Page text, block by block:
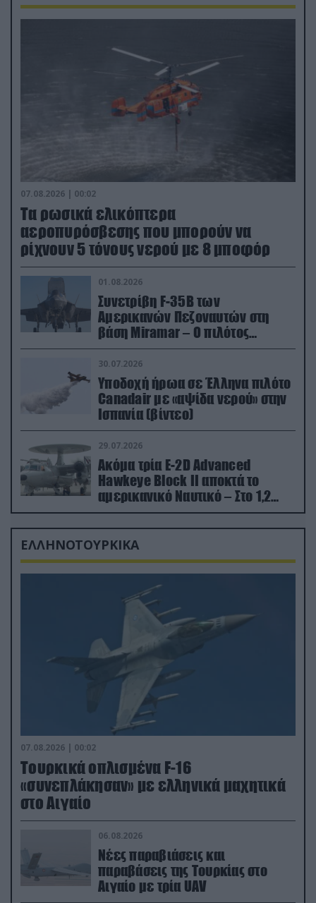
07.08.2026 | 00:02
Τα ρωσικά ελικόπτερα
αεροπυρόσβεσης που μπορούν να
ρίχνουν 5 τόνους νερού με 8 μποφόρ
01.08.2026
Συνετρίβη F-35B των
Αμερικανών Πεζοναυτών στη
βάση Miramar – Ο πιλότος
εκτινάχθηκε εγκαίρως
30.07.2026
Υποδοχή ήρωα σε Έλληνα πιλότο
Canadair με «αψίδα νερού» στην
Ισπανία (βίντεο)
29.07.2026
Ακόμα τρία E-2D Advanced
Hawkeye Block II αποκτά το
αμερικανικό Ναυτικό – Στο 1,2
δισ.δολάρια το κόστος
ΕΛΛΗΝΟΤΟΥΡΚΙΚΑ
07.08.2026 | 00:02
Τουρκικά οπλισμένα F-16
«συνεπλάκησαν» με ελληνικά μαχητικά
στο Αιγαίο
06.08.2026
Νέες παραβιάσεις και
παραβάσεις της Τουρκίας στο
Αιγαίο με τρία UAV